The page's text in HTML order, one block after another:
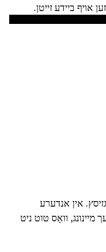
אויף ביידע זייטן.
אין אנדערע
מיינונג, וואָס טוט ניט